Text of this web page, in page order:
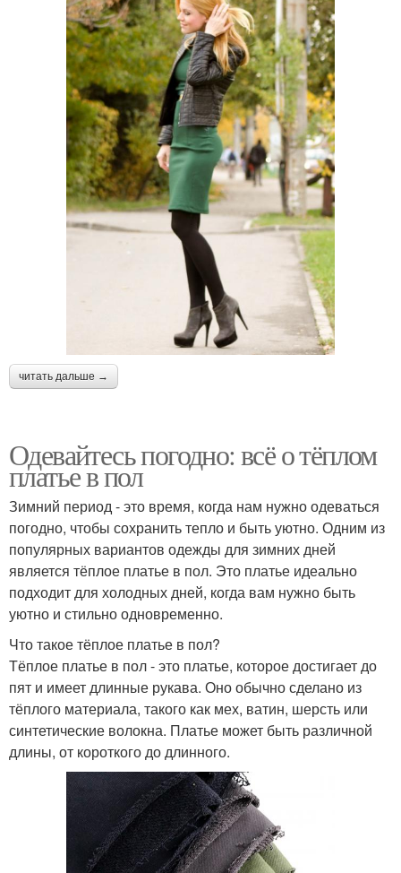
читать дальше →
Одевайтесь погодно: всё о тёплом
платье в пол
Зимний период - это время, когда нам нужно одеваться
погодно, чтобы сохранить тепло и быть уютно. Одним из
популярных вариантов одежды для зимних дней
является тёплое платье в пол. Это платье идеально
подходит для холодных дней, когда вам нужно быть
уютно и стильно одновременно.
Что такое тёплое платье в пол?
Тёплое платье в пол - это платье, которое достигает до
пят и имеет длинные рукава. Оно обычно сделано из
тёплого материала, такого как мех, ватин, шерсть или
синтетические волокна. Платье может быть различной
длины, от короткого до длинного.